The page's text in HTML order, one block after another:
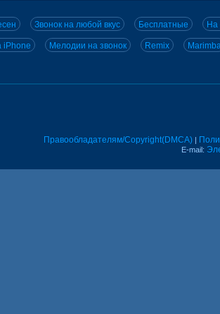
Звонок на любой вкус Бесплатные На
iPhone Мелодии на звонок Remix
Правообладателям/Copyright(DMCA) |
E-mail: